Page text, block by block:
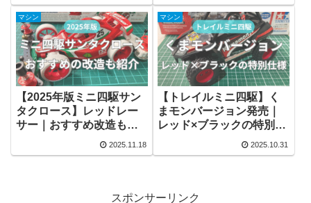
マシン
【2025年版ミニ四駆サン
タクロース】レッドレー
サー｜おすすめ改造も紹
2025.11.18
マシン
【トレイルミニ四駆】く
まモンバージョン発売｜
レッド×ブラックの特別仕
2025.10.31
スポンサーリンク